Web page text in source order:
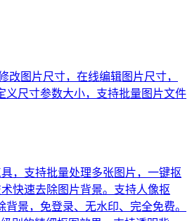
改图片尺寸，在线编辑图片尺寸，
义尺寸参数大小，支持批量图片文件
，支持批量处理多张图片，一键抠
快速去除图片背景。支持人像抠
背景，免登录、无水印、完全免费。